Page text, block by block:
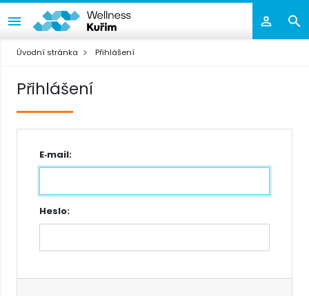
Úvodní stránka Přihlášení
Přihlášení
E‑mail:
Heslo: